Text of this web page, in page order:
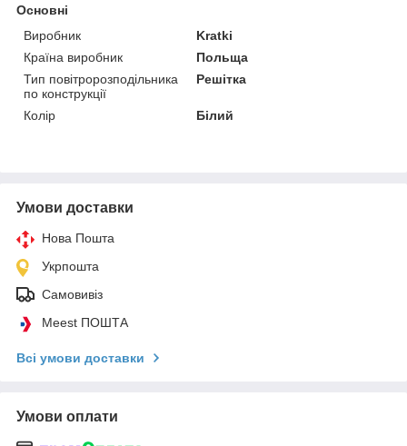
Основні
Виробник
Kratki
Країна виробник
Польща
Тип повітророзподільника
по конструкції
Решітка
Колір Білий
Умови доставки
Нова Пошта
Укрпошта
Самовивіз
Meest ПОШТА
Всі умови доставки
Умови оплати